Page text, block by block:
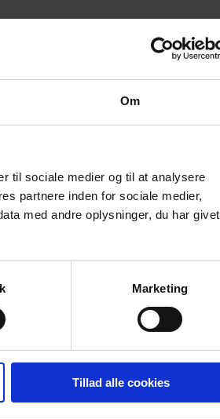
Om
til sociale medier og til at analysere
partnere inden for sociale medier,
med andre oplysninger, du har givet
Marketing
Tillad alle cookies